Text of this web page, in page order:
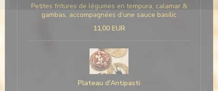
Petites fritures de légumes en tempura, calamar &
gambas, accompagnées d’une sauce basilic
11,00 EUR
Plateau d'Antipasti